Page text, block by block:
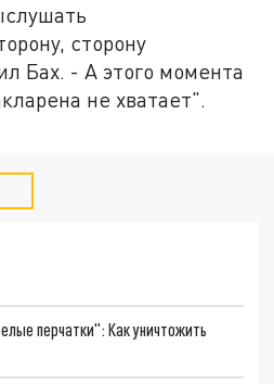
сторону
Бах. - А этого момента
не хватает".
перчатки": Как уничтожить